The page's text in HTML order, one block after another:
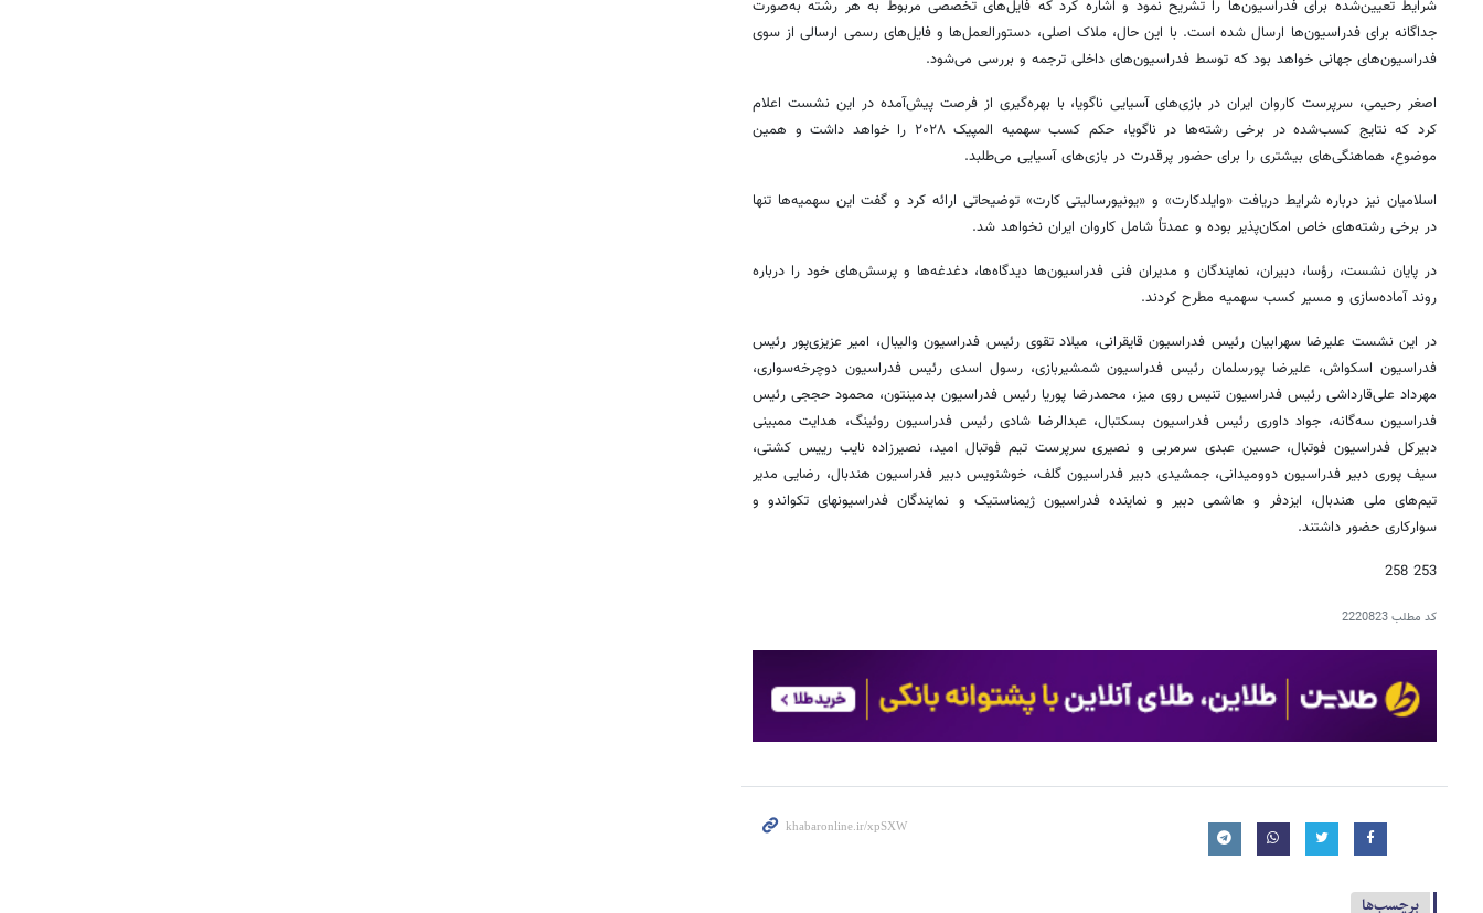
شرایط تعیین‌شده برای فدراسیون‌ها را تشریح نمود و اشاره کرد که فایل‌های تخصصی مربوط به هر رشته به‌صورت
جداگانه برای فدراسیون‌ها ارسال شده است. با این حال، ملاک اصلی، دستورالعمل‌ها و فایل‌های رسمی ارسالی از سوی
فدراسیون‌های جهانی خواهد بود که توسط فدراسیون‌های داخلی ترجمه و بررسی می‌شود.
اصغر رحیمی، سرپرست کاروان ایران در بازی‌های آسیایی ناگویا، با بهره‌گیری از فرصت پیش‌آمده در این نشست اعلام
کرد که نتایج کسب‌شده در برخی رشته‌ها در ناگویا، حکم کسب سهمیه المپیک ۲۰۲۸ را خواهد داشت و همین
موضوع، هماهنگی‌های بیشتری را برای حضور پرقدرت در بازی‌های آسیایی می‌طلبد.
اسلامیان نیز درباره شرایط دریافت «وایلدکارت» و «یونیورسالیتی کارت» توضیحاتی ارائه کرد و گفت این سهمیه‌ها تنها
در برخی رشته‌های خاص امکان‌پذیر بوده و عمدتاً شامل کاروان ایران نخواهد شد.
در پایان نشست، رؤسا، دبیران، نمایندگان و مدیران فنی فدراسیون‌ها دیدگاه‌ها، دغدغه‌ها و پرسش‌های خود را درباره
روند آماده‌سازی و مسیر کسب سهمیه مطرح کردند.
در این نشست علیرضا سهرابیان رئیس فدراسیون قایقرانی، میلاد تقوی رئیس فدراسیون والیبال، امیر عزیزی‌پور رئیس
فدراسیون اسکواش، علیرضا پورسلمان رئیس فدراسیون شمشیربازی، رسول اسدی رئیس فدراسیون دوچرخه‌سواری،
مهرداد علی‌قارداشی رئیس فدراسیون تنیس روی میز، محمدرضا پوریا رئیس فدراسیون بدمینتون، محمود حججی رئیس
فدراسیون سه‌گانه، جواد داوری رئیس فدراسیون بسکتبال، عبدالرضا شادی رئیس فدراسیون روئینگ، هدایت ممبینی
دبیرکل فدراسیون فوتبال، حسین عبدی سرمربی و نصیری سرپرست تیم فوتبال امید، نصیرزاده نایب رییس کشتی،
سیف پوری دبیر فدراسیون دوومیدانی، جمشیدی دبیر فدراسیون گلف، خوشنویس دبیر فدراسیون هندبال، رضایی مدیر
تیم‌های ملی هندبال، ایزدفر و هاشمی دبیر و نماینده فدراسیون ژیمناستیک و نمایندگان فدراسیونهای تکواندو و
سوارکاری حضور داشتند.
253 258
کد مطلب2220823
برچسب‌ها